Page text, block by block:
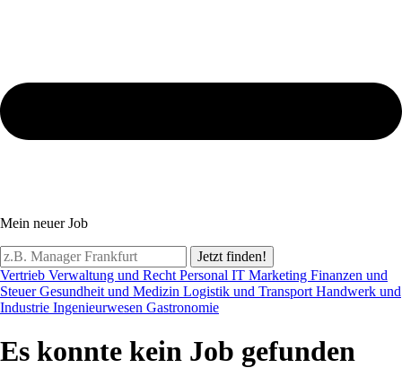
Mein neuer Job
Jetzt finden!
Vertrieb Verwaltung und Recht Personal IT Marketing Finanzen und
SteuerGesundheit und Medizin Logistik und Transport Handwerk und
Industrie Ingenieurwesen Gastronomie
Es konnte kein Job gefunden